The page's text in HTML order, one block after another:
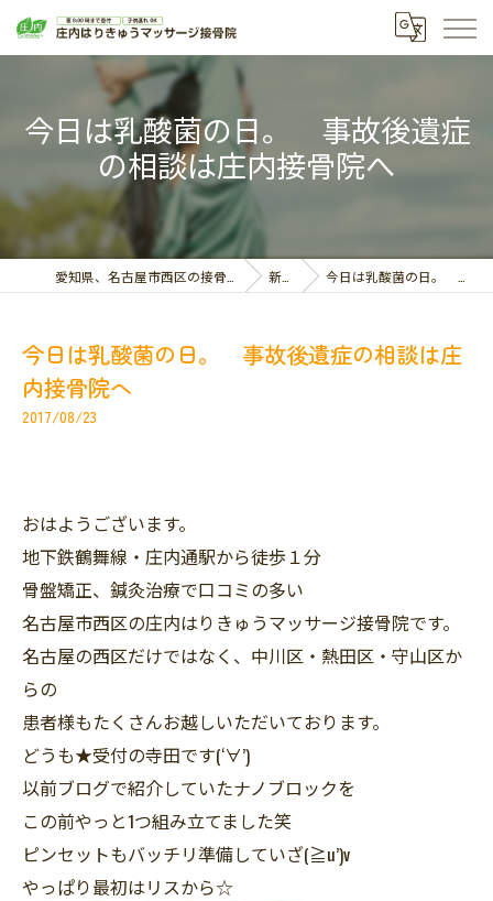
今日は乳酸菌の日。 事故後遺症
の相談は庄内接骨院へ
新着情報 今日は乳酸菌の日。 事故後遺症の相談は庄内接骨院へ
今日は乳酸菌の日。 事故後遺症の相談は庄
内接骨院へ
2017/08/23
おはようございます。
地下鉄鶴舞線・庄内通駅から徒歩１分
骨盤矯正、鍼灸治療で口コミの多い
名古屋市西区の庄内はりきゅうマッサージ接骨院です。
名古屋の西区だけではなく、中川区・熱田区・守山区か
らの
患者様もたくさんお越しいただいております。
どうも★受付の寺田です(‘∀’)
以前ブログで紹介していたナノブロックを
この前やっと1つ組み立てました笑
ピンセットもバッチリ準備していざ(≧u’)v
やっぱり最初はリスから☆